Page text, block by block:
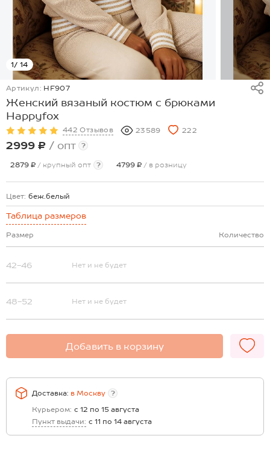
1/ 14
Артикул: HF907
Женский вязаный костюм с брюками
Happyfox
442 Отзывов 23589 222
2999 ₽ / опт ?
2879 ₽ / крупный опт ? 4799 ₽ / в розницу
Цвет: беж.белый
Таблица размеров
Размер Количество
42-46 Нет и не будет
48-52 Нет и не будет
Добавить в корзину
Доставка: в Москву
?
Курьером: с 12 по 15 августа
Пункт выдачи: с 11 по 14 августа